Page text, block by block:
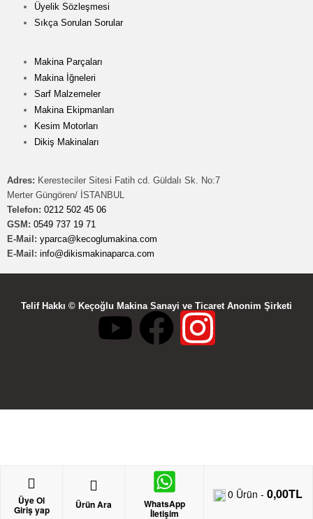
Üyelik Sözleşmesi
Sıkça Sorulan Sorular
Makina Parçaları
Makina İğneleri
Sarf Malzemeler
Makina Ekipmanları
Kesim Motorları
Dikiş Makinaları
Adres: Keresteciler Sitesi Fatih cd. Güldalı Sk. No:7
Merter Güngören/ İSTANBUL
Telefon: 0212 502 45 06
GSM: 0549 737 19 71
E-Mail: yparca@kecoglumakina.com
E-Mail: info@dikismakinaparca.com
Telif Hakkı © Keçoğlu Makina Sanayi ve Ticaret Anonim Şirketi
Üye Ol
Giriş yap Ürün Ara WhatsApp
İletişim
0 Ürün -0,00TL